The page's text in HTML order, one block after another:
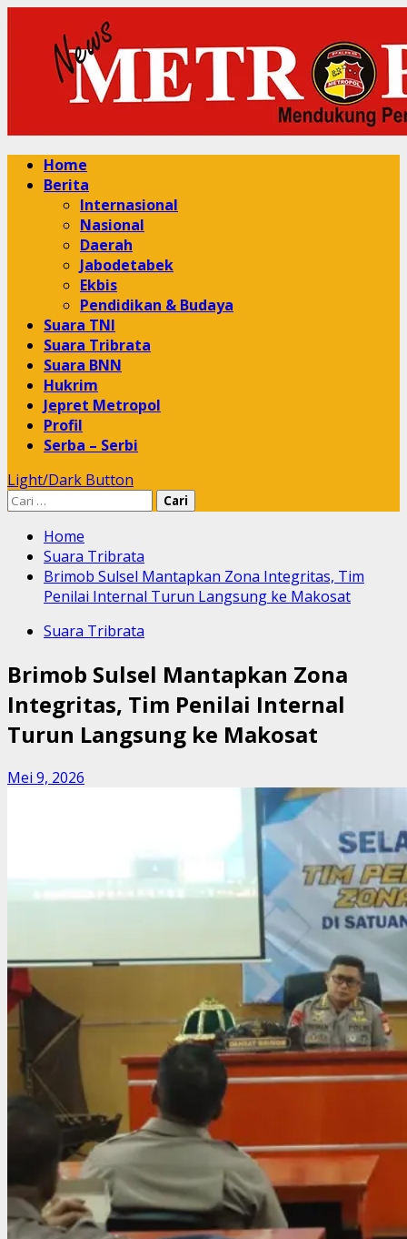
content
Primary
Menu
Home
Berita
Internasional
Nasional
Daerah
Jabodetabek
Ekbis
Pendidikan & Budaya
Suara TNI
Suara Tribrata
Suara BNN
Hukrim
Jepret Metropol
Profil
Serba – Serbi
Light/Dark Button
Cari
Home
Suara Tribrata
Brimob Sulsel Mantapkan Zona Integritas, Tim
Penilai Internal Turun Langsung ke Makosat
Suara Tribrata
Brimob Sulsel Mantapkan Zona
Integritas, Tim Penilai Internal
Turun Langsung ke Makosat
Mei 9, 2026